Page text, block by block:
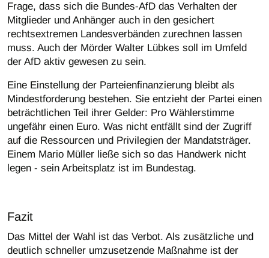
Frage, dass sich die Bundes-AfD das Verhalten der
Mitglieder und Anhänger auch in den gesichert
rechtsextremen Landesverbänden zurechnen lassen
muss. Auch der Mörder Walter Lübkes soll im Umfeld
der AfD aktiv gewesen zu sein.
Eine Einstellung der Parteienfinanzierung bleibt als
Mindestforderung bestehen. Sie entzieht der Partei einen
beträchtlichen Teil ihrer Gelder: Pro Wählerstimme
ungefähr einen Euro. Was nicht entfällt sind der Zugriff
auf die Ressourcen und Privilegien der Mandatsträger.
Einem Mario Müller ließe sich so das Handwerk nicht
legen - sein Arbeitsplatz ist im Bundestag.
Fazit
Das Mittel der Wahl ist das Verbot. Als zusätzliche und
deutlich schneller umzusetzende Maßnahme ist der